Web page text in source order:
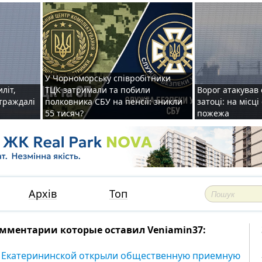
У Чорноморську співробітники
ТЦК затримали та побили
полковника СБУ на пенсії: зникли
55 тисяч?
Ворог
затоці: на
пожежа
Архів Топ
которые оставил Veniamin37:
открыли общественную приемную